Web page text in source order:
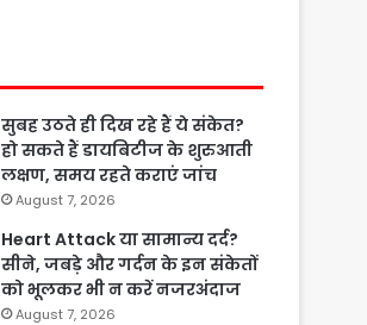
सुबह उठते ही दिख रहे हैं ये संकेत?
हो सकते हैं डायबिटीज के शुरुआती
लक्षण, समय रहते कराएं जांच
August 7, 2026
Heart Attack या सामान्य दर्द?
सीने, जबड़े और गर्दन के इन संकेतों
को भूलकर भी न करें नजरअंदाज
August 7, 2026